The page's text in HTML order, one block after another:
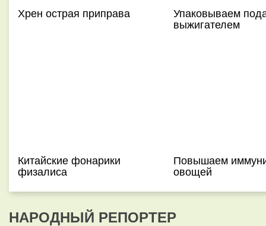
Хрен острая приправа Упаковываем
выжигателем
Китайские фонарики
физалиса
Повышаем
овощей
НАРОДНЫЙ РЕПОРТЕР